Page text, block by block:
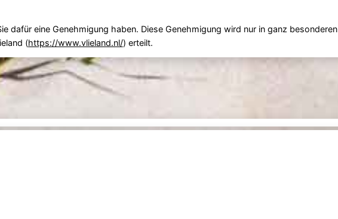
dafür eine Genehmigung haben. Diese Genehmigung wird nur in ganz besonderen
(https://www.vlieland.nl/) erteilt.